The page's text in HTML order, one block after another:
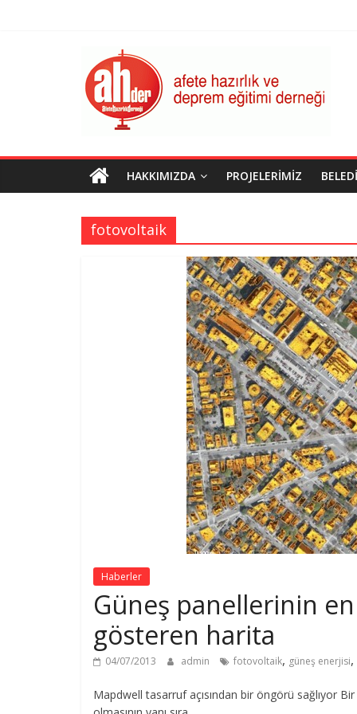
AHDER
Afete
Hazırlık
Deprem
Eğitimi
Derneği
HAKKIMIZDA PROJELERIMIZ
fotovoltaik
Haberler
Güneş panellerinin
gösteren harita
04/07/2013 admin fotovoltaik, güneş enerjisi,
Mapdwell tasarruf açısından bir öngörü sağlıyor